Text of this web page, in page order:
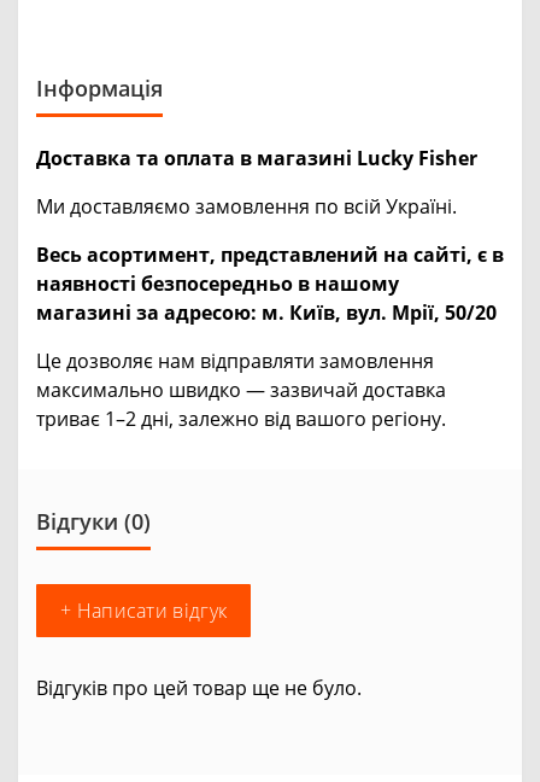
Інформація
Доставка та оплата в магазині Lucky Fisher
Ми доставляємо замовлення по всій Україні.
Весь асортимент, представлений на сайті, є в
наявності безпосередньо в нашому
магазині за адресою: м. Київ, вул. Мрії, 50/20
Це дозволяє нам відправляти замовлення
максимально швидко — зазвичай доставка
триває 1–2 дні, залежно від вашого регіону.
Відгуки (0)
+ Написати відгук
Відгуків про цей товар ще не було.